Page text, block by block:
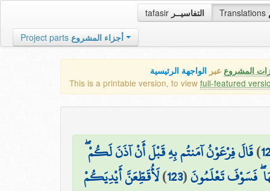
tafasir التفاسيــر Translations
Project parts أجزاء المشروع
المشروع عبر الواجهة الرئيسية
This is a printable version, to view full-featured
)قَالَ فِرْعَوْنُ آمَنتُم بِهِ قَبْلَ أَنْ آذَنَ لَكُمْ ۖ
فَسَوْفَ تَعْلَمُونَ(
123
)لَأُقَطِّعَنَّ أَيْدِيَكُمْ